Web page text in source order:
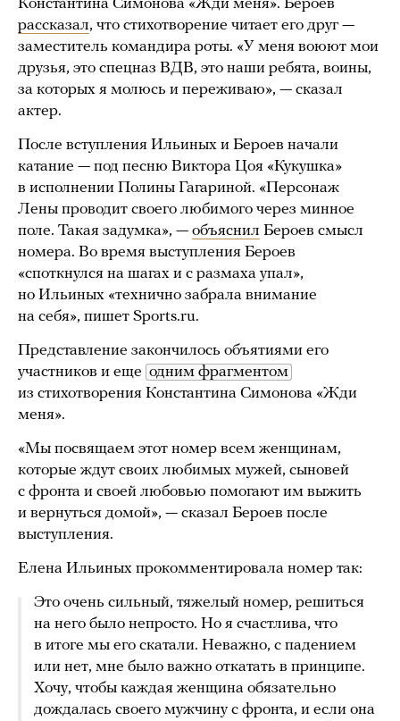
Константина Симонова «Жди меня». Бероев
рассказал, что стихотворение читает его друг —
заместитель командира роты. «У меня воюют мои
друзья, это спецназ ВДВ, это наши ребята, воины,
за которых я молюсь и переживаю», — сказал
актер.
После вступления Ильиных и Бероев начали
катание — под песню Виктора Цоя «Кукушка»
в исполнении Полины Гагариной. «Персонаж
Лены проводит своего любимого через минное
поле. Такая задумка», — объяснил Бероев смысл
номера. Во время выступления Бероев
«споткнулся на шагах и с размаха упал»,
но Ильиных «технично забрала внимание
на себя», пишет Sports.ru.
Представление закончилось объятиями его
участников и еще одним фрагментом
из стихотворения Константина Симонова «Жди
меня».
«Мы посвящаем этот номер всем женщинам,
которые ждут своих любимых мужей, сыновей
с фронта и своей любовью помогают им выжить
и вернуться домой», — сказал Бероев после
выступления.
Елена Ильиных прокомментировала номер так:
Это очень сильный, тяжелый номер, решиться
на него было непросто. Но я счастлива, что
в итоге мы его скатали. Неважно, с падением
или нет, мне было важно откатать в принципе.
Хочу, чтобы каждая женщина обязательно
дождалась своего мужчину с фронта, и если она